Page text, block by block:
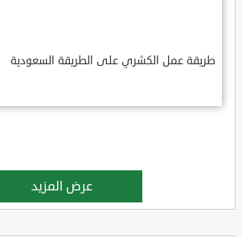
طريقة عمل الكشري على الطريقة السعودية
عرض المزيد